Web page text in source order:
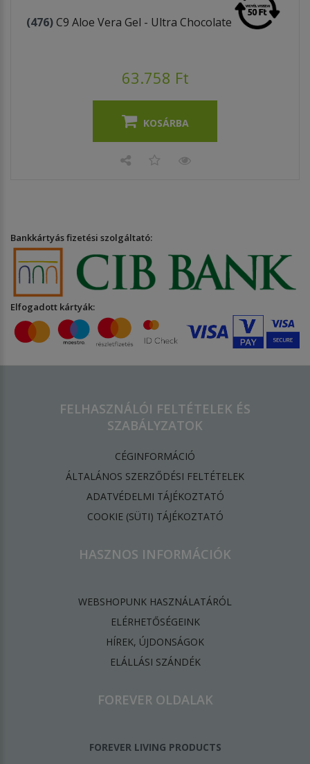
(476)C9 Aloe Vera Gel - Ultra Chocolate
63.758 Ft
KOSÁRBA
Bankkártyás fizetési szolgáltató:
Elfogadott kártyák:
FELHASZNÁLÓI FELTÉTELEK ÉS
SZABÁLYZATOK
CÉGINFORMÁCIÓ
ÁLTALÁNOS SZERZŐDÉSI FELTÉTELEK
ADATVÉDELMI TÁJÉKOZTATÓ
​COOKIE (SÜTI) TÁJÉKOZTATÓ
HASZNOS INFORMÁCIÓK
WEBSHOPUNK HASZNÁLATÁRÓL
ELÉRHETŐSÉGEINK
HÍREK, ÚJDONSÁGOK
ELÁLLÁSI SZÁNDÉK
FOREVER OLDALAK
FOREVER LIVING PRODUCTS